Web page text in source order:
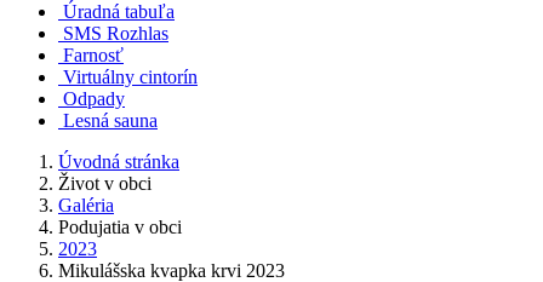
Úradná tabuľa
SMS Rozhlas
Farnosť
Virtuálny cintorín
Odpady
Lesná sauna
Úvodná stránka
Život v obci
Galéria
Podujatia v obci
2023
Mikulášska kvapka krvi 2023